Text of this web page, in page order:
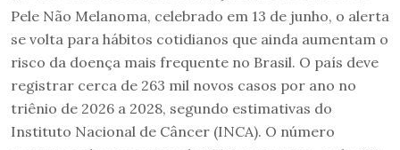
Pele Não Melanoma, celebrado em 13 de junho, o alerta
se volta para hábitos cotidianos que ainda aumentam o
risco da doença mais frequente no Brasil. O país deve
registrar cerca de 263 mil novos casos por ano no
triênio de 2026 a 2028, segundo estimativas do
Instituto Nacional de Câncer (INCA). O número